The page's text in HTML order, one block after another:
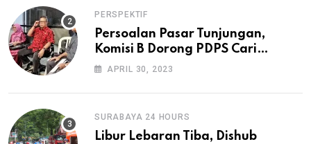
PERSPEKTIF
Persoalan Pasar Tunjungan,
Komisi B Dorong PDPS Cari
Investor
APRIL 30, 2023
SURABAYA 24 HOURS
Libur Lebaran Tiba, Dishub